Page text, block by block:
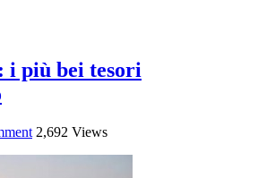
più bei tesori
2,692 Views